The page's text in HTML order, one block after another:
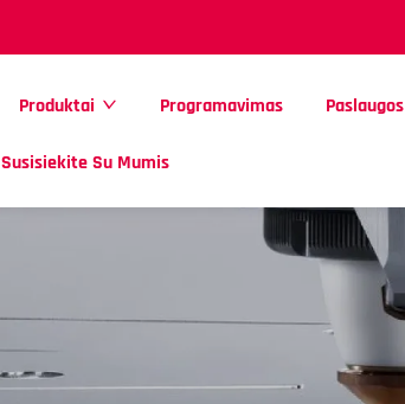
Produktai Programavimas Paslaugos
Susisiekite Su Mumis